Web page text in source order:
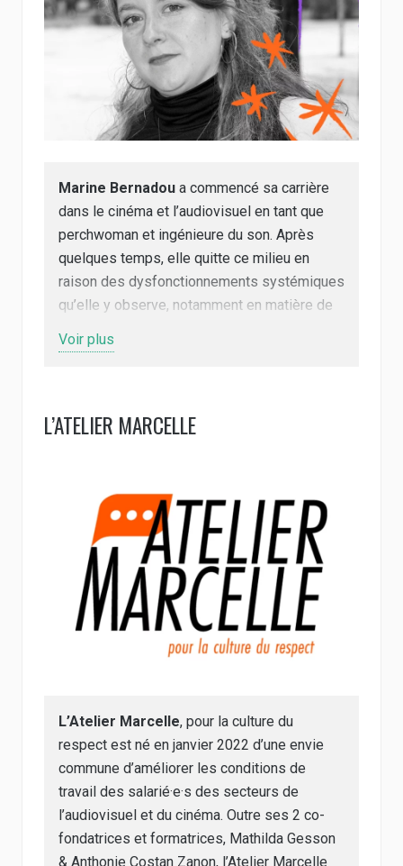
Marine Bernadou a commencé sa carrière
dans le cinéma et l’audiovisuel en tant que
perchwoman et ingénieure du son. Après
quelques temps, elle quitte ce milieu en
raison des dysfonctionnements systémiques
qu’elle y observe, notamment en matière de
sexuelles (VSS). Avant de se spécialiser
professionnels, de la vente à la plomberie, ce
pouvoir dans des environnements très
divers. Forte de cette expérience
transversale, elle se forme en
psychotraumatologie, santé sexuelle et
accompagnement des victimes de VMSS.
C’est donc tout naturellement qu’elle rejoint
Atelier Marcelle, où elle mêle ses
connaissances du terrain et son expertise en
Voir plus
L’ATELIER MARCELLE
L’Atelier Marcelle, pour la culture du
respect est né en janvier 2022 d’une envie
commune d’améliorer les conditions de
travail des salarié·e·s des secteurs de
l’audiovisuel et du cinéma. Outre ses 2 co-
fondatrices et formatrices, Mathilda Gesson
& Anthonie Costan Zanon, l’Atelier Marcelle